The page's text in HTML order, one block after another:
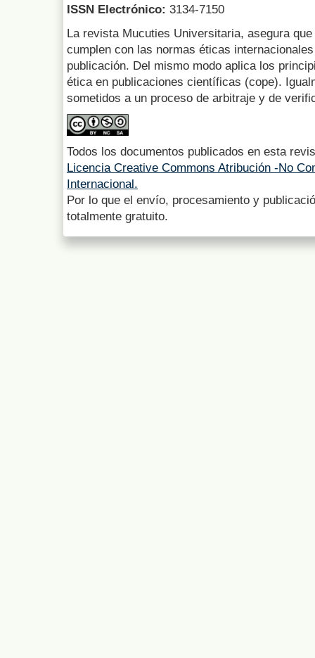
ISSN Electrónico: 3134-7150
La revista Mucuties Universitaria, asegura
cumplen con las normas éticas
publicación. Del mismo modo aplica los
ética en publicaciones científicas (cope).
sometidos a un proceso de arbitraje y de
Todos los documentos publicados en esta
Licencia Creative Commons Atribución -No
Internacional.
Por lo que el envío, procesamiento y
totalmente gratuito.